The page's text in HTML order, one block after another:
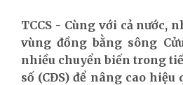
TCCS - Cùng với cả nước,
vùng đồng bằng sông
nhiều chuyển biến trong
số (CĐS) để nâng cao